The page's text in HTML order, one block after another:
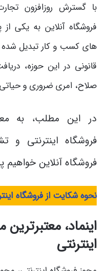
با گسترش روزافزون
فروشگاه آنلاین به یکی
های کسب و کار تبدیل
قانونی در این حوزه،
صلاح، امری ضروری و
در این مطلب، به
فروشگاه اینترنتی و
فروشگاه آنلاین خواهیم
نحوه شکایت از فروشگاه
اینماد،
اینترنتی